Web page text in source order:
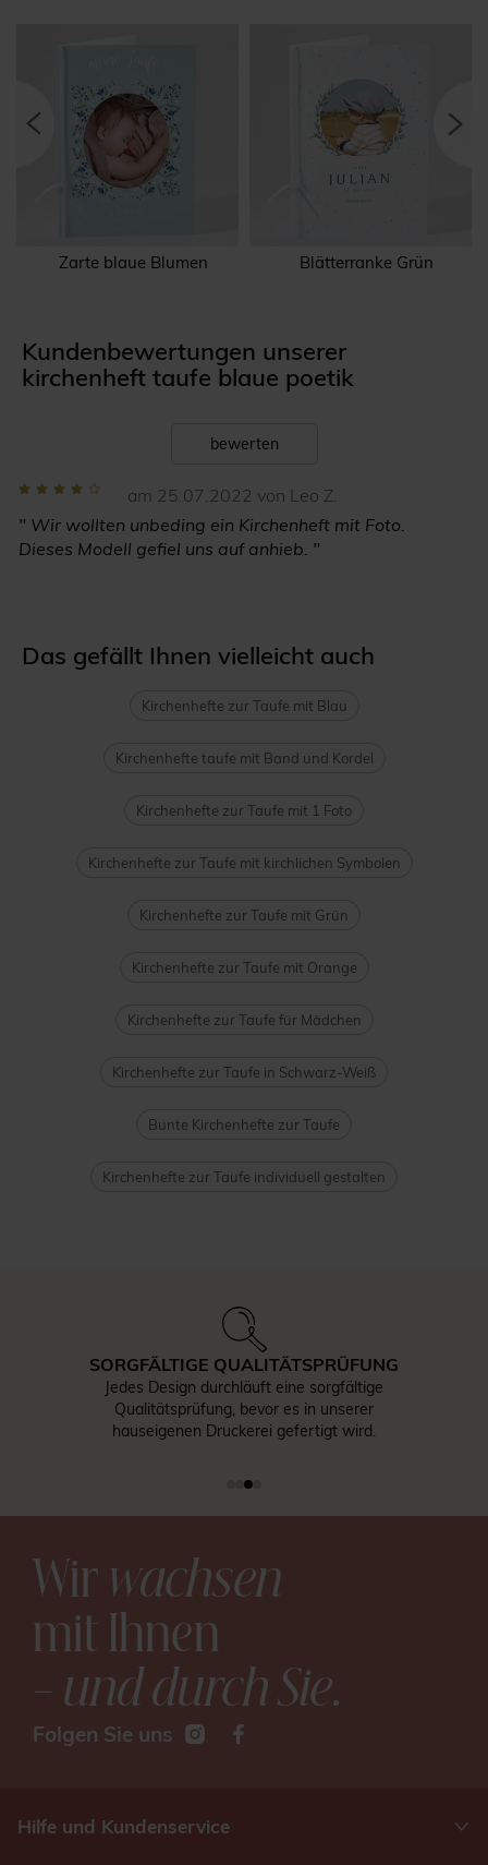
Zarte blaue Blumen Blätterranke Grün
Kundenbewertungen unserer
kirchenheft taufe blaue poetik
bewerten
am 25.07.2022 von Leo Z.
" Wir wollten unbeding ein Kirchenheft mit Foto.
Dieses Modell gefiel uns auf anhieb. "
Das gefällt Ihnen vielleicht auch
Kirchenhefte zur Taufe mit Blau
Kirchenhefte taufe mit Band und Kordel
Kirchenhefte zur Taufe mit 1 Foto
Kirchenhefte zur Taufe mit kirchlichen Symbolen
Kirchenhefte zur Taufe mit Grün
Kirchenhefte zur Taufe mit Orange
Kirchenhefte zur Taufe für Mädchen
Kirchenhefte zur Taufe in Schwarz-Weiß
Bunte Kirchenhefte zur Taufe
Kirchenhefte zur Taufe individuell gestalten
SORGFÄLTIGE QUALITÄTSPRÜFUNG
Jedes Design durchläuft eine sorgfältige
Qualitätsprüfung, bevor es in unserer
hauseigenen Druckerei gefertigt wird.
Wirwachsen
mit Ihnen
– und durch Sie.
Folgen Sie uns
Hilfe und Kundenservice